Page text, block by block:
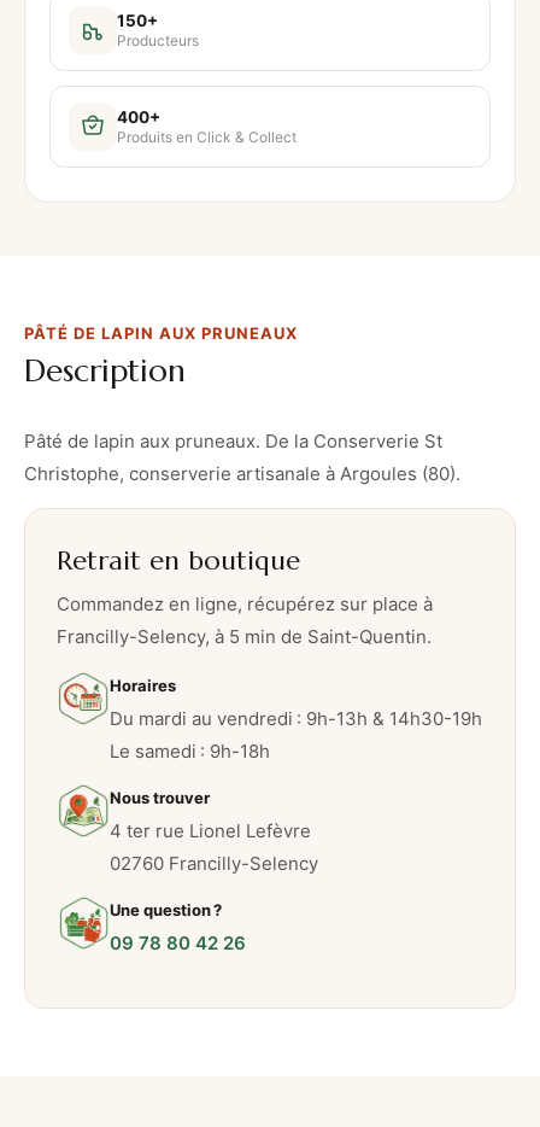
n
a
x
p
r
n
e
a
150+
Producteurs
400+
Produits en Click & Collect
PÂTÉ DE LAPIN AUX PRUNEAUX
Description
Pâté de lapin aux pruneaux. De la Conserverie St
Christophe, conserverie artisanale à Argoules (80).
Retrait en boutique
Commandez en ligne, récupérez sur place à
Francilly-Selency, à 5 min de Saint-Quentin.
Horaires
Du mardi au vendredi : 9h-13h & 14h30-19h
Le samedi : 9h-18h
Nous trouver
4 ter rue Lionel Lefèvre
02760 Francilly-Selency
Une question ?
09 78 80 42 26